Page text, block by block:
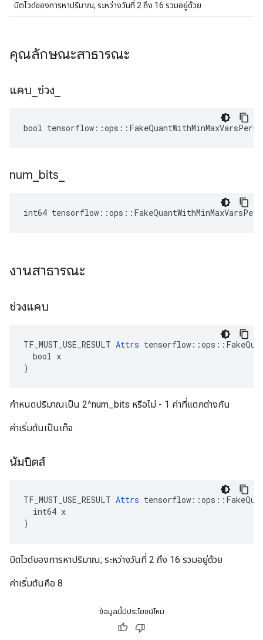
บิตไวด์ของการหาปริมาณ; ระหว่างวันที่ 2 ถึง 16 รวมอยู่ด้วย
คุณลักษณะสาธารณะ
แคบ ช่วง
bool
num bits
int64
งานสาธารณะ
ช่วงแคบ
TF_MUST_USE_RESULT Attrs
  bool x
)
กำหนดปริมาณเป็น 2^num_bits หรือไม่ - 1 ค่าที่แตกต่างกัน
ค่าเริ่มต้นเป็นเท็จ
นัมบิตส์
TF_MUST_USE_RESULT Attrs
  int64 x
)
บิตไวด์ของการหาปริมาณ; ระหว่างวันที่ 2 ถึง 16 รวมอยู่ด้วย
ค่าเริ่มต้นคือ 8
ข้อมูลนี้มีประโยชน์ไหม